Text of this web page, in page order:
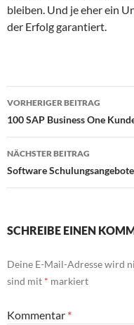
bleiben. Und je eher ein
der Erfolg garantiert.
VORHERIGER BEITRAG
100 SAP Business One
NÄCHSTER BEITRAG
Software Schulungsangebote
SCHREIBE EINEN
Deine E-Mail-Adresse wird
sind mit * markiert
Kommentar *